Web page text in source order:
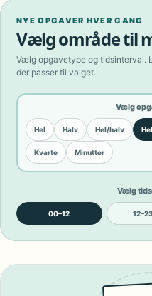
NYE OPGAVER HVER GANG
Vælg område til
Vælg opgavetype og tidsinterval.
der passer til valget.
Vælg
Hel Halv Hel/halv
Kvarte Minutter
Vælg
00–12